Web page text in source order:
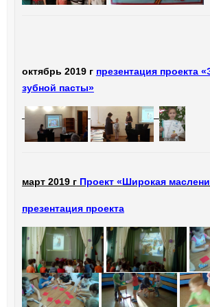
октябрь 2019 г презентация проекта
зубной пасты»
март 2019 гПроект «Широкая
презентация проекта